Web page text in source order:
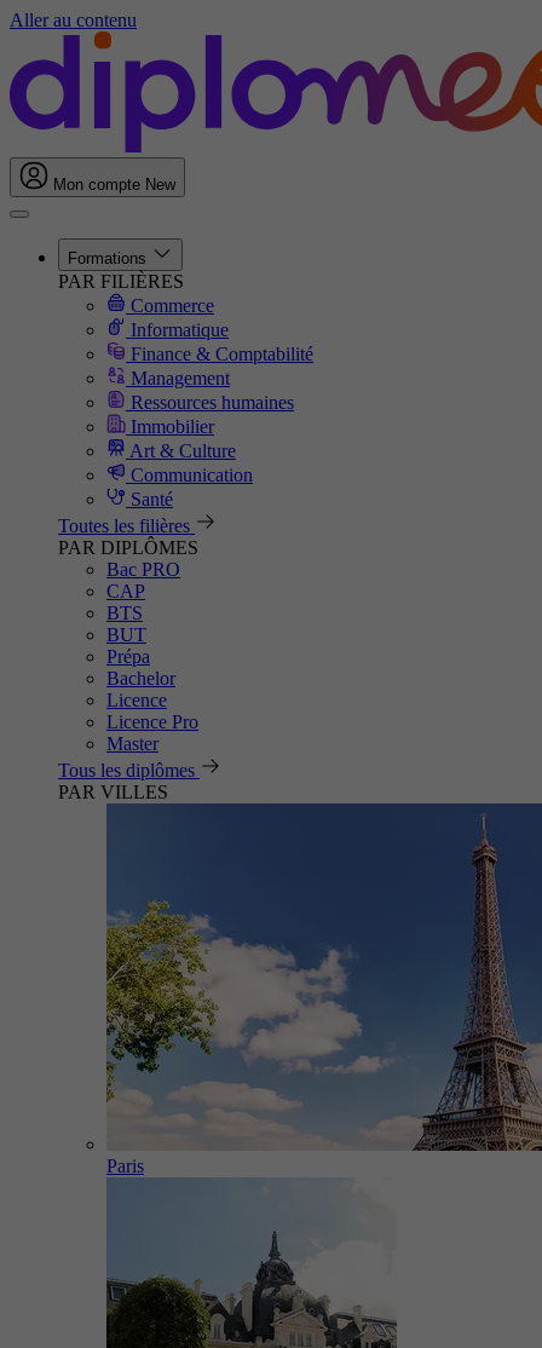
Aller au contenu
Mon compte New
Formations
PAR FILIÈRES
Commerce
Informatique
Finance & Comptabilité
Management
Ressources humaines
Immobilier
Art & Culture
Communication
Santé
Toutes les filières
PAR DIPLÔMES
Bac PRO
CAP
BTS
BUT
Prépa
Bachelor
Licence
Licence Pro
Master
Tous les diplômes
PAR VILLES
Paris